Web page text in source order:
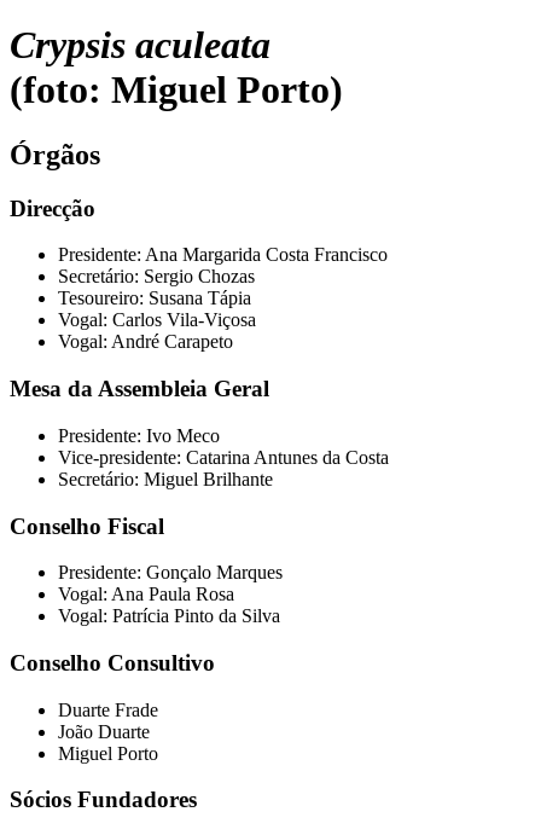
Crypsis aculeata
(foto: Miguel Porto)
Órgãos
Direcção
Presidente: Ana Margarida Costa Francisco
Secretário: Sergio Chozas
Tesoureiro: Susana Tápia
Vogal: Carlos Vila-Viçosa
Vogal: André Carapeto
Mesa da Assembleia Geral
Presidente: Ivo Meco
Vice-presidente: Catarina Antunes da Costa
Secretário: Miguel Brilhante
Conselho Fiscal
Presidente: Gonçalo Marques
Vogal: Ana Paula Rosa
Vogal: Patrícia Pinto da Silva
Conselho Consultivo
Duarte Frade
João Duarte
Miguel Porto
Sócios Fundadores